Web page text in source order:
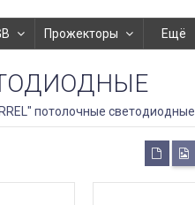
Прожекторы Ещё
потолочные светодиодные